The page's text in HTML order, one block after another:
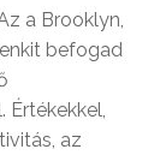
a Brooklyn,
befogad
Értékekkel,
az